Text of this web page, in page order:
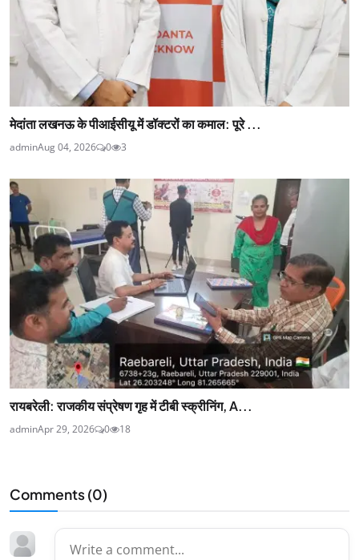
मेदांता लखनऊ के पीआईसीयू में डॉक्टरों का कमाल: पूरे ...
adminAug 04, 2026 0 3
रायबरेली: राजकीय संप्रेषण गृह में टीबी स्क्रीनिंग, A...
adminApr 29, 2026 0 18
Comments (0)